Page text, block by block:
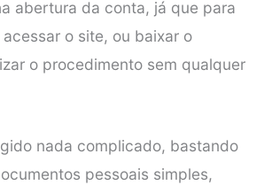
abertura da conta, já que para
o site, ou baixar o
o procedimento sem qualquer
nada complicado, bastando
pessoais simples,